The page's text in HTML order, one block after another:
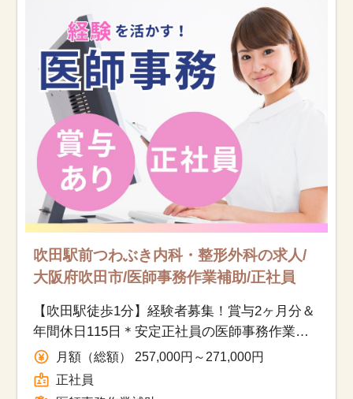
医療事務求人ドットコムとは
サイトの使い方
就職サポート
人材をお探しの医療機関・企業様
運営会社
吹田駅前つわぶき内科・整形外科の求人/
大阪府吹田市/医師事務作業補助/正社員
【吹田駅徒歩1分】経験者募集！賞与2ヶ月分＆
年間休日115日＊安定正社員の医師事務作業補
助
月額（総額） 257,000円～271,000円
正社員